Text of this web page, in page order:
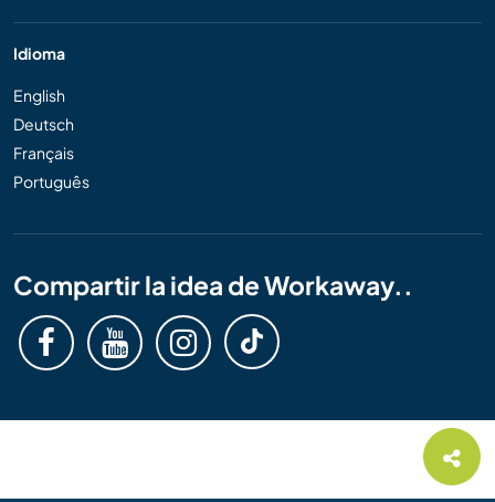
Idioma
English
Deutsch
Français
Português
Compartir la idea de Workaway..